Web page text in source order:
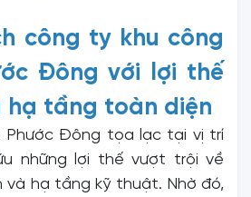
công ty khu công
Đông với lợi thế
hạ tầng toàn diện
Phước Đông tọa lạc tại vị trí
những lợi thế vượt trội về
và hạ tầng kỹ thuật. Nhờ đó,